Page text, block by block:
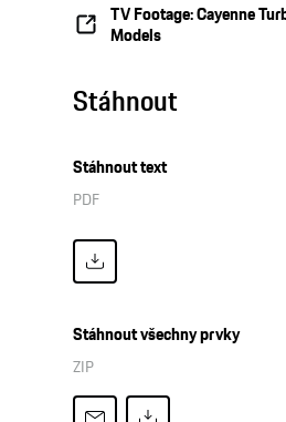
TV Footage: Cayenne
Models
Stáhnout
Stáhnout text
PDF
Stáhnout všechny prvky
ZIP